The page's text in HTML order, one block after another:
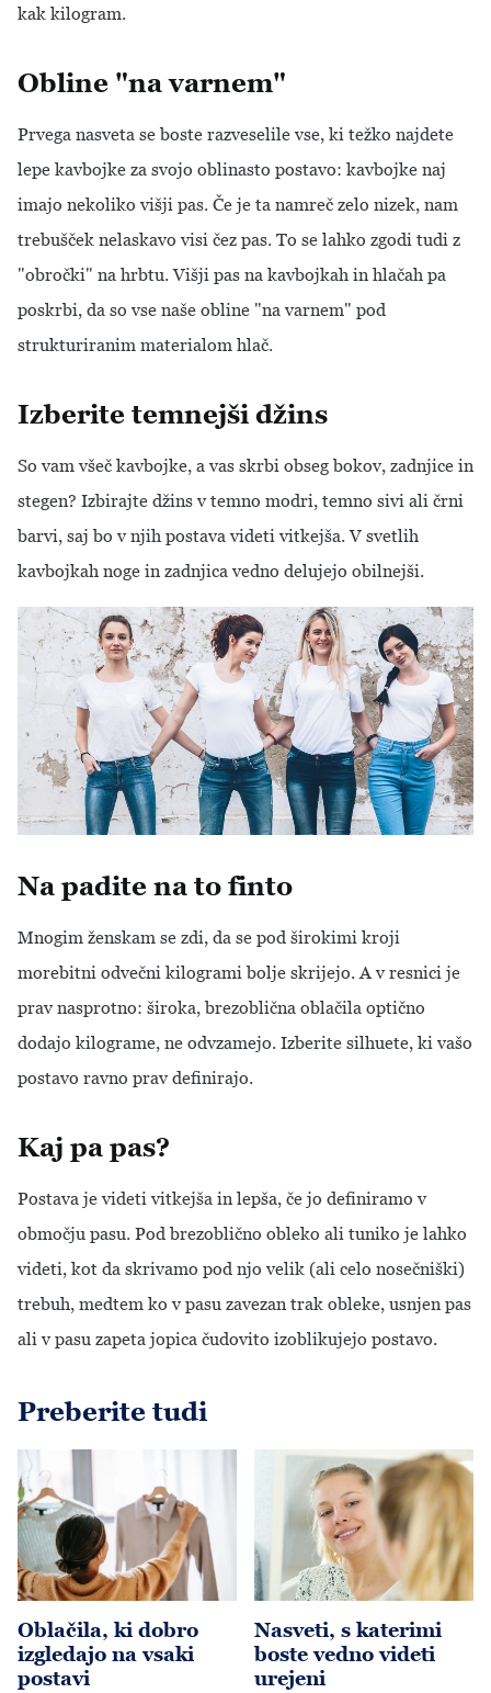
kak kilogram.
Obline "na varnem"
Prvega nasveta se boste razveselile vse, ki težko najdete
lepe kavbojke za svojo oblinasto postavo: kavbojke naj
imajo nekoliko višji pas. Če je ta namreč zelo nizek, nam
trebušček nelaskavo visi čez pas. To se lahko zgodi tudi z
"obročki" na hrbtu. Višji pas na kavbojkah in hlačah pa
poskrbi, da so vse naše obline "na varnem" pod
strukturiranim materialom hlač.
Izberite temnejši džins
So vam všeč kavbojke, a vas skrbi obseg bokov, zadnjice in
stegen? Izbirajte džins v temno modri, temno sivi ali črni
barvi, saj bo v njih postava videti vitkejša. V svetlih
kavbojkah noge in zadnjica vedno delujejo obilnejši.
Na padite na to finto
Mnogim ženskam se zdi, da se pod širokimi kroji
morebitni odvečni kilogrami bolje skrijejo. A v resnici je
prav nasprotno: široka, brezoblična oblačila optično
dodajo kilograme, ne odvzamejo. Izberite silhuete, ki vašo
postavo ravno prav definirajo.
Kaj pa pas?
Postava je videti vitkejša in lepša, če jo definiramo v
območju pasu. Pod brezoblično obleko ali tuniko je lahko
videti, kot da skrivamo pod njo velik (ali celo nosečniški)
trebuh, medtem ko v pasu zavezan trak obleke, usnjen pas
ali v pasu zapeta jopica čudovito izoblikujejo postavo.
Preberite tudi
Oblačila, ki dobro izgledajo na vsaki postavi
Oblačila, ki dobro
izgledajo na vsaki
postavi
Nasveti, s katerimi boste
Nasveti, s katerimi
boste vedno videti
urejeni